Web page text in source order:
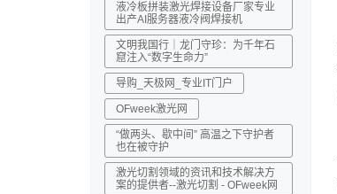
液冷板拼装激光焊接设备厂家专业
出产AI服务器液冷阀焊接机
文明我国行｜龙门守珍：为千年石
窟注入“数字生命力”
导购_天极网_专业IT门户
OFweek激光网
“做两头、歇中间” 高温之下守护者
也在被守护
激光切割领域的资讯和技术解决方
案的提供者--激光切割 - OFweek网